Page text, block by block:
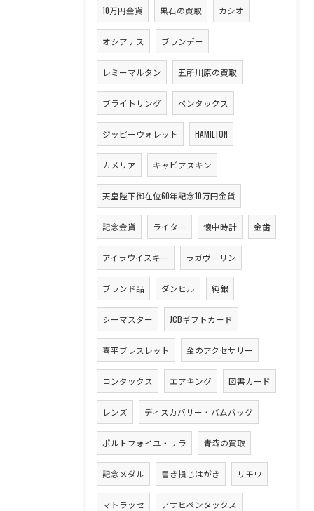
10万円金貨 黒石の買取 カシオ
オシアナス ブランデー
レミーマルタン 五所川原の買取
ブライトリング ペンタックス
ジッピーウォレット HAMILTON
カメリア キャビアスキン
天皇陛下御在位60年記念10万円金貨
記念金貨 ライター 懐中時計 金歯
アイラウイスキー ラガヴーリン
ブランド品 ダンヒル 純銀
シーマスター JCBギフトカード
喜平ブレスレット 金のアクセサリー
コンタックス エアキング 図書カード
レンズ ディスカバリー・バムバッグ
ポルトフォイユ・サラ 青森の買取
記念メダル 書き損じはがき リモワ
マトラッセ アサヒペンタックス